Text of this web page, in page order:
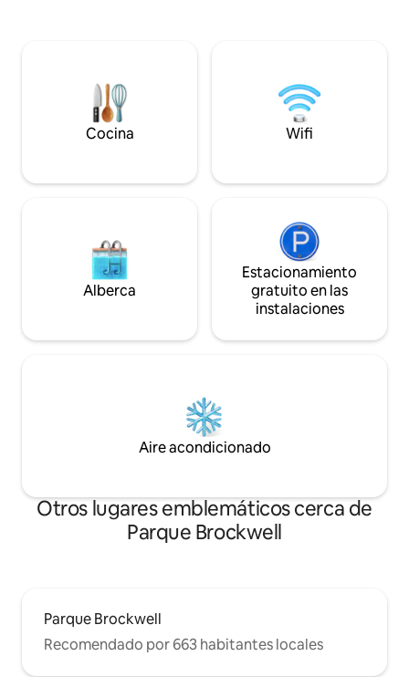
cultura colorida de Brixton. Una rara casa
londinense que es el punto de partida
perfecto para tu experiencia en
detrás de
Camberwell y
bulliciosas con
apreciados.
Cocina Wifi
Alberca
Estacionamiento
gratuito en las
instalaciones
Aire acondicionado
Otros lugares emblemáticos cerca de
Parque Brockwell
Parque Brockwell
Recomendado por 663 habitantes locales